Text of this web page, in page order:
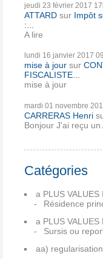
jeudi 23 février 2017
ATTARD sur Impôt
:...
A lire
lundi 16 janvier 2017
mise à jour sur
FISCALISTE...
mise à jour
mardi 01 novembre
CARRERAS Henri
Bonjour J'ai reçu un
Catégories
a PLUS VALUES
Résidence
a PLUS VALUES
Sursis ou
aa)